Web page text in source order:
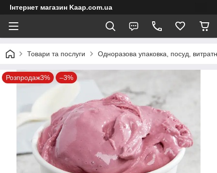
Інтернет магазин Kaap.com.ua
Товари та послуги Одноразова упаковка, посуд,
Розпродаж3% –3%